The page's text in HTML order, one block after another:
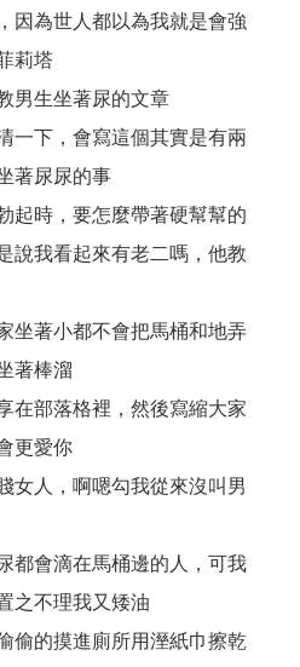
因為世人都以為我就是會強
莉塔
男生坐著尿的文章
一下，會寫這個其實是有兩
著尿尿的事
起時，要怎麼帶著硬幫幫的
說我看起來有老二嗎，他教
坐著小都不會把馬桶和地弄
著棒溜
在部落格裡，然後寫縮大家
更愛你
女人，啊嗯勾我從來沒叫男
都會滴在馬桶邊的人，可我
之不理我又矮油
偷的摸進廁所用溼紙巾擦乾